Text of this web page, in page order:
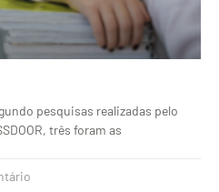
pesquisas realizadas pelo
três foram as